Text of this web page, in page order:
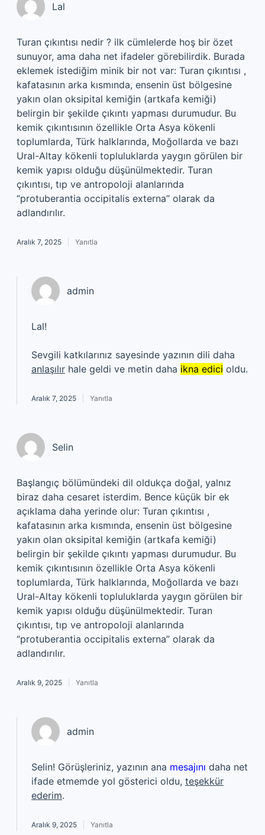
Lal
Turan çıkıntısı nedir ? ilk cümlelerde hoş bir özet
sunuyor, ama daha net ifadeler görebilirdik. Burada
eklemek istediğim minik bir not var: Turan çıkıntısı ,
kafatasının arka kısmında, ensenin üst bölgesine
yakın olan oksipital kemiğin (artkafa kemiği)
belirgin bir şekilde çıkıntı yapması durumudur. Bu
kemik çıkıntısının özellikle Orta Asya kökenli
toplumlarda, Türk halklarında, Moğollarda ve bazı
Ural-Altay kökenli topluluklarda yaygın görülen bir
kemik yapısı olduğu düşünülmektedir. Turan
çıkıntısı, tıp ve antropoloji alanlarında
“protuberantia occipitalis externa” olarak da
adlandırılır.
Aralık 7, 2025 Yanıtla
admin
Lal!
Sevgili katkılarınız sayesinde yazının dili daha
anlaşılır hale geldi ve metin daha ikna edici oldu.
Aralık 7, 2025 Yanıtla
Selin
Başlangıç bölümündeki dil oldukça doğal, yalnız
biraz daha cesaret isterdim. Bence küçük bir ek
açıklama daha yerinde olur: Turan çıkıntısı ,
kafatasının arka kısmında, ensenin üst bölgesine
yakın olan oksipital kemiğin (artkafa kemiği)
belirgin bir şekilde çıkıntı yapması durumudur. Bu
kemik çıkıntısının özellikle Orta Asya kökenli
toplumlarda, Türk halklarında, Moğollarda ve bazı
Ural-Altay kökenli topluluklarda yaygın görülen bir
kemik yapısı olduğu düşünülmektedir. Turan
çıkıntısı, tıp ve antropoloji alanlarında
“protuberantia occipitalis externa” olarak da
adlandırılır.
Aralık 9, 2025 Yanıtla
admin
Selin! Görüşleriniz, yazının ana mesajını daha net
ifade etmemde yol gösterici oldu, teşekkür
ederim.
Aralık 9, 2025 Yanıtla